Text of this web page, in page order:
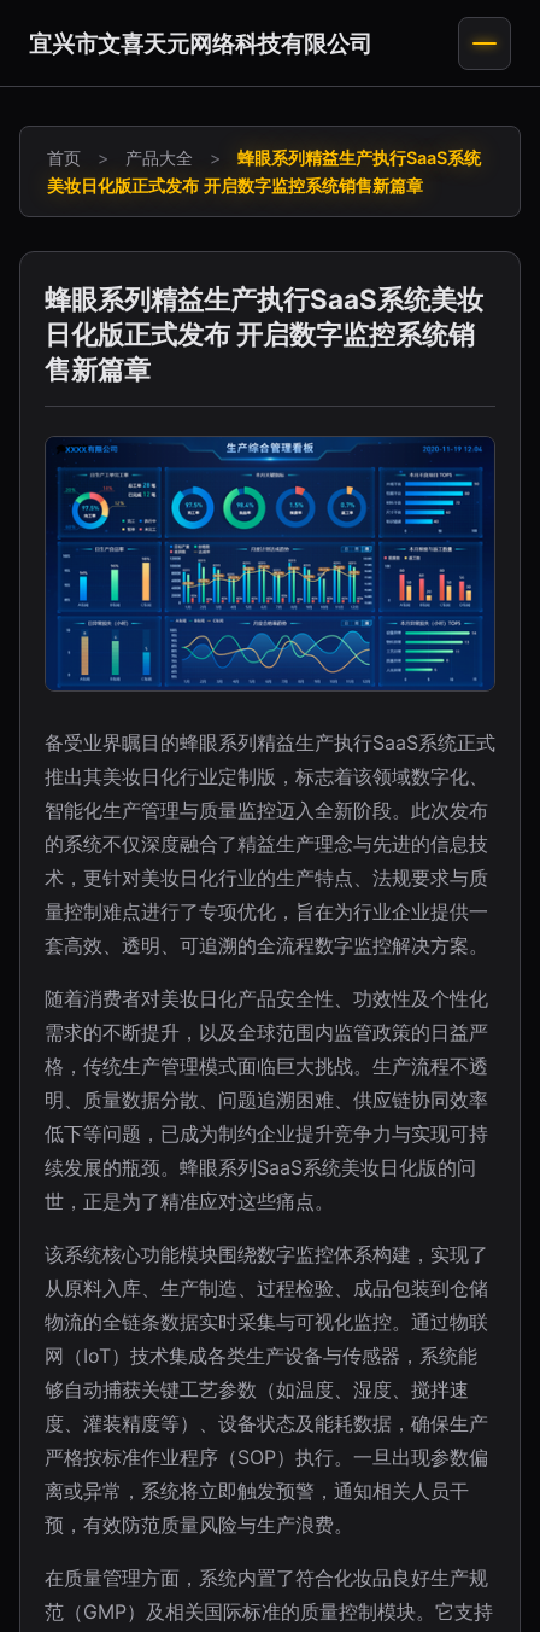
宜兴市文喜天元网络科技有限公司
首页 > 产品大全 >
蜂眼系列精益生产执行SaaS系统
美妆日化版正式发布 开启数字监控系统销售新篇章
蜂眼系列精益生产执行SaaS系统美妆
日化版正式发布 开启数字监控系统销
售新篇章
备受业界瞩目的蜂眼系列精益生产执行SaaS系统正式
推出其美妆日化行业定制版，标志着该领域数字化、
智能化生产管理与质量监控迈入全新阶段。此次发布
的系统不仅深度融合了精益生产理念与先进的信息技
术，更针对美妆日化行业的生产特点、法规要求与质
量控制难点进行了专项优化，旨在为行业企业提供一
套高效、透明、可追溯的全流程数字监控解决方案。
随着消费者对美妆日化产品安全性、功效性及个性化
需求的不断提升，以及全球范围内监管政策的日益严
格，传统生产管理模式面临巨大挑战。生产流程不透
明、质量数据分散、问题追溯困难、供应链协同效率
低下等问题，已成为制约企业提升竞争力与实现可持
续发展的瓶颈。蜂眼系列SaaS系统美妆日化版的问
世，正是为了精准应对这些痛点。
该系统核心功能模块围绕数字监控体系构建，实现了
从原料入库、生产制造、过程检验、成品包装到仓储
物流的全链条数据实时采集与可视化监控。通过物联
网（IoT）技术集成各类生产设备与传感器，系统能
够自动捕获关键工艺参数（如温度、湿度、搅拌速
度、灌装精度等）、设备状态及能耗数据，确保生产
严格按标准作业程序（SOP）执行。一旦出现参数偏
离或异常，系统将立即触发预警，通知相关人员干
预，有效防范质量风险与生产浪费。
在质量管理方面，系统内置了符合化妆品良好生产规
范（GMP）及相关国际标准的质量控制模块。它支持